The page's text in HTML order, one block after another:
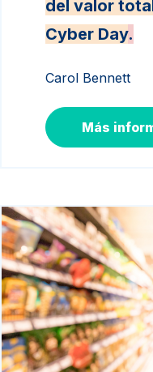
del valor
Cyber Day.
Carol Bennett
Más